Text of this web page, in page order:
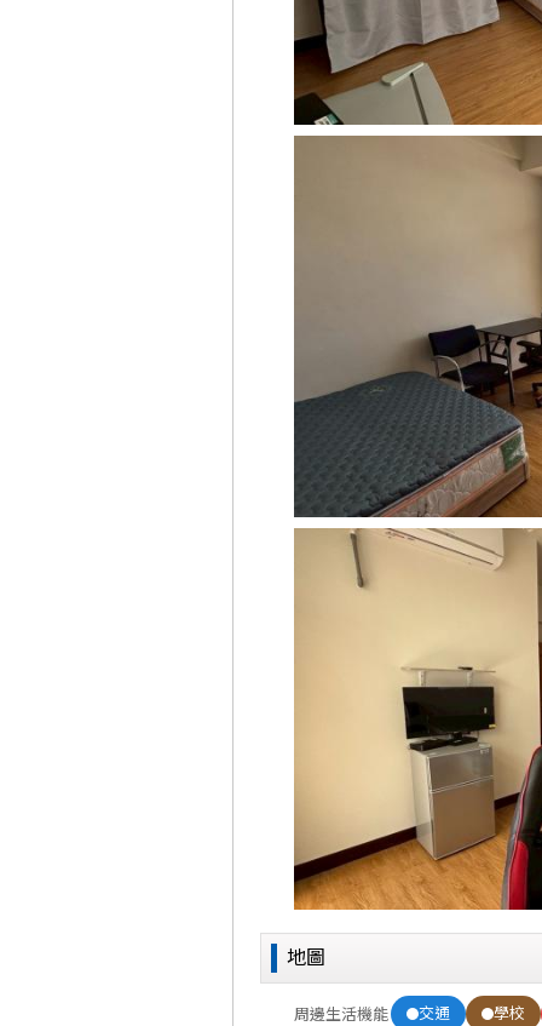
地圖
周邊生活機能 交通 學校